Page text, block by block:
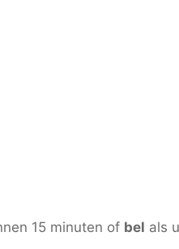
15 minuten of bel als